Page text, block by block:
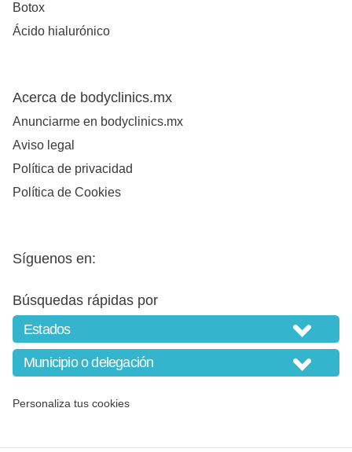
Botox
Ácido hialurónico
Acerca de bodyclinics.mx
Anunciarme en bodyclinics.mx
Aviso legal
Política de privacidad
Política de Cookies
Síguenos en:
Búsquedas rápidas por
Personaliza tus cookies